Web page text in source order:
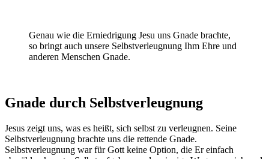
Genau wie die Erniedrigung Jesu uns Gnade brachte,
so bringt auch unsere Selbstverleugnung Ihm Ehre und
anderen Menschen Gnade.
Gnade durch Selbstverleugnung
Jesus zeigt uns, was es heißt, sich selbst zu verleugnen. Seine
Selbstverleugnung brachte uns die rettende Gnade.
Selbstverleugnung war für Gott keine Option, die Er einfach